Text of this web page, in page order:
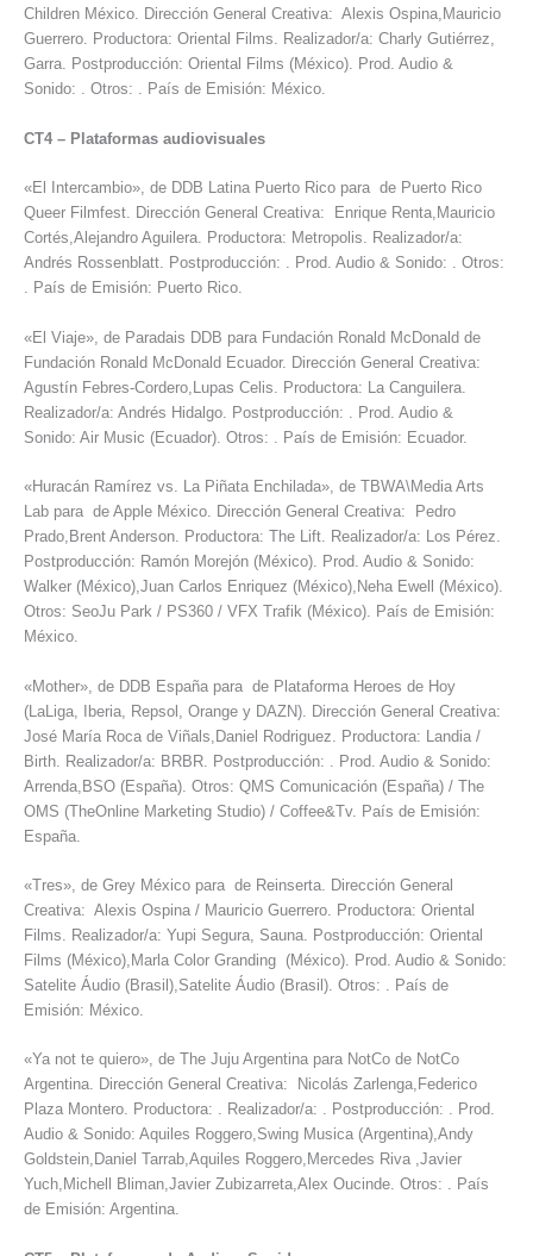
Children México. Dirección General Creativa: Alexis Ospina,Mauricio
Guerrero. Productora: Oriental Films. Realizador/a: Charly Gutiérrez,
Garra. Postproducción: Oriental Films (México). Prod. Audio &
Sonido: . Otros: . País de Emisión: México.
CT4 – Plataformas audiovisuales
«El Intercambio», de DDB Latina Puerto Rico para de Puerto Rico
Queer Filmfest. Dirección General Creativa: Enrique Renta,Mauricio
Cortés,Alejandro Aguilera. Productora: Metropolis. Realizador/a:
Andrés Rossenblatt. Postproducción: . Prod. Audio & Sonido: . Otros:
. País de Emisión: Puerto Rico.
«El Viaje», de Paradais DDB para Fundación Ronald McDonald de
Fundación Ronald McDonald Ecuador. Dirección General Creativa:
Agustín Febres-Cordero,Lupas Celis. Productora: La Canguilera.
Realizador/a: Andrés Hidalgo. Postproducción: . Prod. Audio &
Sonido: Air Music (Ecuador). Otros: . País de Emisión: Ecuador.
«Huracán Ramírez vs. La Piñata Enchilada», de TBWA\Media Arts
Lab para de Apple México. Dirección General Creativa: Pedro
Prado,Brent Anderson. Productora: The Lift. Realizador/a: Los Pérez.
Postproducción: Ramón Morejón (México). Prod. Audio & Sonido:
Walker (México),Juan Carlos Enriquez (México),Neha Ewell (México).
Otros: SeoJu Park / PS360 / VFX Trafik (México). País de Emisión:
México.
«Mother», de DDB España para de Plataforma Heroes de Hoy
(LaLiga, Iberia, Repsol, Orange y DAZN). Dirección General Creativa:
José María Roca de Viñals,Daniel Rodriguez. Productora: Landia /
Birth. Realizador/a: BRBR. Postproducción: . Prod. Audio & Sonido:
Arrenda,BSO (España). Otros: QMS Comunicación (España) / The
OMS (TheOnline Marketing Studio) / Coffee&Tv. País de Emisión:
España.
«Tres», de Grey México para de Reinserta. Dirección General
Creativa: Alexis Ospina / Mauricio Guerrero. Productora: Oriental
Films. Realizador/a: Yupi Segura, Sauna. Postproducción: Oriental
Films (México),Marla Color Granding (México). Prod. Audio & Sonido:
Satelite Áudio (Brasil),Satelite Áudio (Brasil). Otros: . País de
Emisión: México.
«Ya not te quiero», de The Juju Argentina para NotCo de NotCo
Argentina. Dirección General Creativa: Nicolás Zarlenga,Federico
Plaza Montero. Productora: . Realizador/a: . Postproducción: . Prod.
Audio & Sonido: Aquiles Roggero,Swing Musica (Argentina),Andy
Goldstein,Daniel Tarrab,Aquiles Roggero,Mercedes Riva ,Javier
Yuch,Michell Bliman,Javier Zubizarreta,Alex Oucinde. Otros: . País
de Emisión: Argentina.